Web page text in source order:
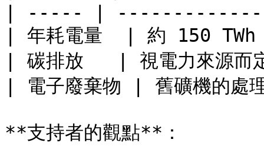
| ----- |
| 年耗電量  | 約 150 TWh
| 碳排放   | 視電力來
| 電子廢棄物 | 舊礦機
**支持者的觀點**：